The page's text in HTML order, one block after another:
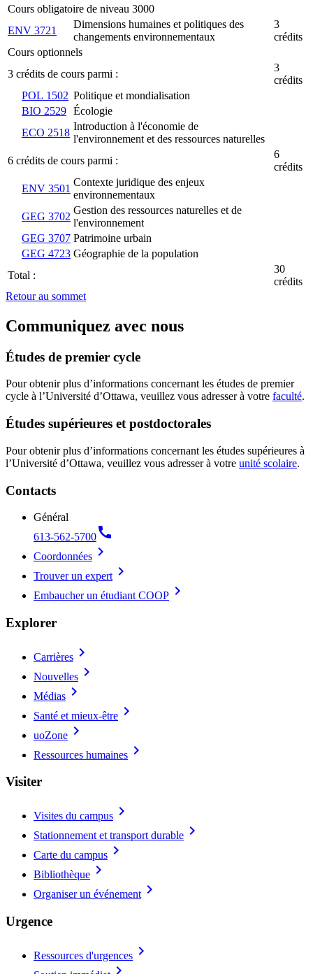
Cours obligatoire de niveau 3000
ENV 3721
Dimensions humaines et politiques des
changements environnementaux
3
crédits
Cours optionnels
3 crédits de cours parmi :
3
crédits
POL 1502 Politique et mondialisation
BIO 2529 Écologie
ECO 2518
Introduction à l'économie de
l'environnement et des ressources naturelles
6 crédits de cours parmi :
6
crédits
ENV 3501
Contexte juridique des enjeux
environnementaux
GEG 3702
Gestion des ressources naturelles et de
l'environnement
GEG 3707 Patrimoine urbain
GEG 4723 Géographie de la population
Total :
30
crédits
Retour au sommet
Communiquez avec nous
Études de premier cycle
Pour obtenir plus d’informations concernant les études de premier
cycle à l’Université d’Ottawa, veuillez vous adresser à votre faculté.
Études supérieures et postdoctorales
Pour obtenir plus d’informations concernant les études supérieures à
l’Université d’Ottawa, veuillez vous adresser à votre unité scolaire.
Contacts
Général
613-562-5700call
Coordonnées chevron_right
Trouver un expert chevron_right
Embaucher un étudiant COOP chevron_right
Explorer
Carrières chevron_right
Nouvelles chevron_right
Médias chevron_right
Santé et mieux-être chevron_right
uoZone chevron_right
Ressources humaines chevron_right
Visiter
Visites du campus chevron_right
Stationnement et transport durable chevron_right
Carte du campus chevron_right
Bibliothèque chevron_right
Organiser un événement chevron_right
Urgence
Ressources d'urgences chevron_right
chevron_right